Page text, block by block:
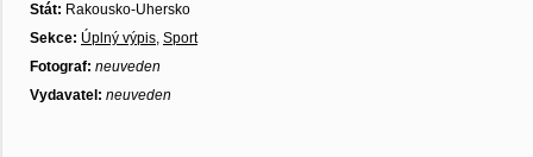
Stát: Rakousko-Uhersko
Sekce: Úplný výpis, Sport
Fotograf: neuveden
Vydavatel: neuveden